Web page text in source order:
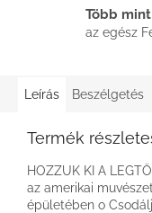
Több
az egész
Leírás Beszélgetés
Termék
HOZZUK KI A
az amerikai
épületében o